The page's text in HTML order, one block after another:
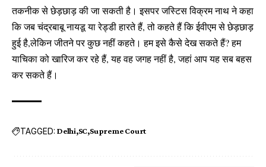
तकनीक से छेड़छाड़ की जा सकती है। इसपर जस्टिस विक्रम नाथ ने कहा
कि जब चंद्रबाबू नायडू या रेड्डी हारते हैं, तो कहते हैं कि ईवीएम से छेड़छाड़
हुई है,लेकिन जीतने पर कुछ नहीं कहते। हम इसे कैसे देख सकते हैं? हम
याचिका को खारिज कर रहे हैं, यह वह जगह नहीं है, जहां आप यह सब बहस
कर सकते हैं।
TAGGED: Delhi SC Supreme Court